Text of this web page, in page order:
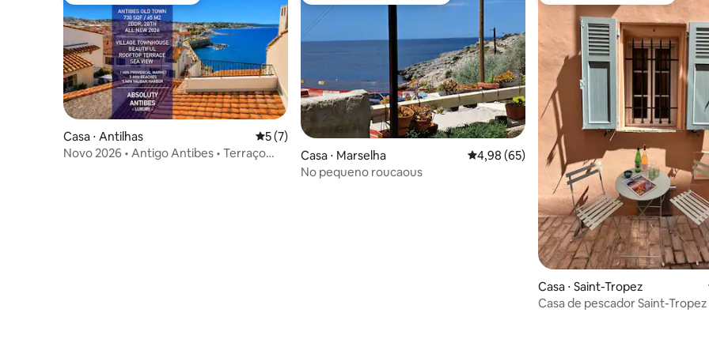
Casa ⋅ Antilhas 5 de uma avaliação média de 5, 7 avaliações
5 (7)
Novo 2026 • Antigo Antibes • Terraço
Casa ⋅ Marselha 4,98 de uma avaliação média de 5, 65
4,98 (65)
No pequeno roucaous
Casa ⋅ Saint-Tropez
Casa de pescador Saint-Tropez